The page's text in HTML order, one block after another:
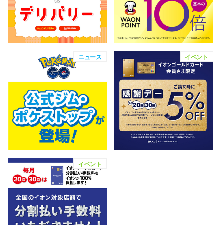
ニュース イベント
イベント